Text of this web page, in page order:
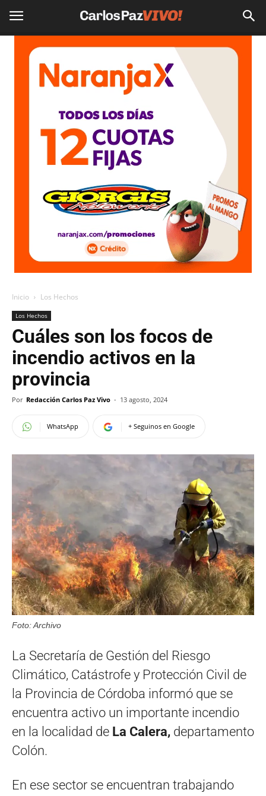
Inicio Los Hechos
Los Hechos
Cuáles son los focos de
incendio activos en la
provincia
Por Redacción Carlos Paz Vivo - 13 agosto, 2024
WhatsApp + Seguinos en Google
Foto: Archivo
La Secretaría de Gestión del Riesgo
Climático, Catástrofe y Protección Civil de
la Provincia de Córdoba informó que se
encuentra activo un importante incendio
en la localidad de La Calera, departamento
Colón.
En ese sector se encuentran trabajando